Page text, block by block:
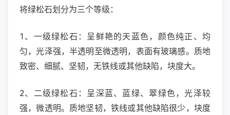
将绿松石划分为三个等级：
1、一级绿松石：呈鲜艳的天蓝色，颜色纯正、均
匀，光泽强，半透明至微透明，表面有玻璃感。质地
致密、细腻、坚韧，无铁线或其他缺陷，块度大。
2、二级绿松石：呈深蓝、蓝绿、翠绿色，光泽较
强，微透明。质地坚韧，铁线或其他缺陷很少，块度